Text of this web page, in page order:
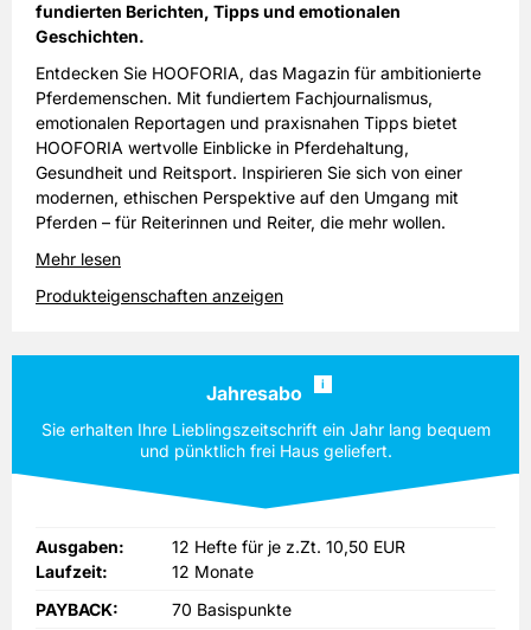
fundierten Berichten, Tipps und emotionalen
Geschichten.
Entdecken Sie HOOFORIA, das Magazin für ambitionierte
Pferdemenschen. Mit fundiertem Fachjournalismus,
emotionalen Reportagen und praxisnahen Tipps bietet
HOOFORIA wertvolle Einblicke in Pferdehaltung,
Gesundheit und Reitsport. Inspirieren Sie sich von einer
modernen, ethischen Perspektive auf den Umgang mit
Pferden – für Reiterinnen und Reiter, die mehr wollen.
Mehr lesen
Produkteigenschaften anzeigen
Jahresabo i
Sie erhalten Ihre Lieblingszeitschrift ein Jahr lang bequem
und pünktlich frei Haus geliefert.
Ausgaben:
12 Hefte für je z.Zt. 10,50 EUR
Laufzeit:
12 Monate
PAYBACK:
70 Basispunkte